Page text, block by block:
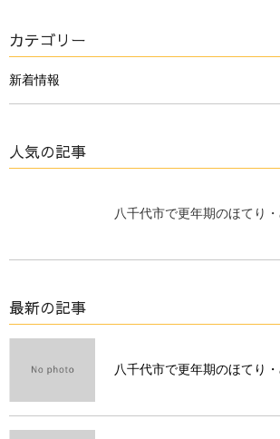
カテゴリー
新着情報
人気の記事
八千代市で更年期のほてり・
最新の記事
八千代市で更年期のほてり・